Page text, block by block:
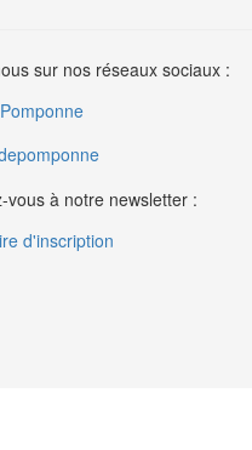
sur nos réseaux sociaux :
vous à notre newsletter :
d'inscription